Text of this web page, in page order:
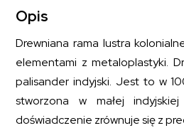
Opis
Drewniana rama lustra
elementami z metaloplastyki.
palisander indyjski. Jest to w
stworzona w małej
doświadczenie zrównuje się z